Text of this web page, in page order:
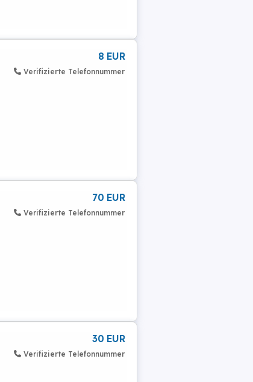
8 EUR
Verifizierte Telefonnummer
70 EUR
Verifizierte Telefonnummer
30 EUR
Verifizierte Telefonnummer